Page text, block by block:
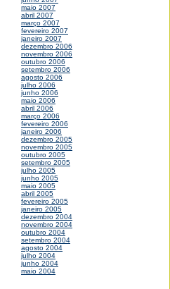
maio 2007
abril 2007
março 2007
fevereiro 2007
janeiro 2007
dezembro 2006
novembro 2006
outubro 2006
setembro 2006
agosto 2006
julho 2006
junho 2006
maio 2006
abril 2006
março 2006
fevereiro 2006
janeiro 2006
dezembro 2005
novembro 2005
outubro 2005
setembro 2005
julho 2005
junho 2005
maio 2005
abril 2005
fevereiro 2005
janeiro 2005
dezembro 2004
novembro 2004
outubro 2004
setembro 2004
agosto 2004
julho 2004
junho 2004
maio 2004